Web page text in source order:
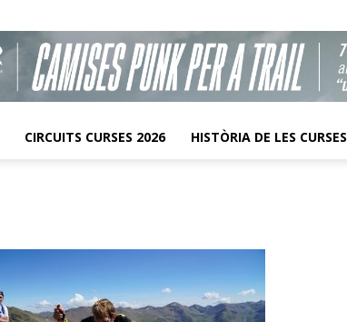
CIRCUITS CURSES 2026 HISTÒRIA DE LES CURSES